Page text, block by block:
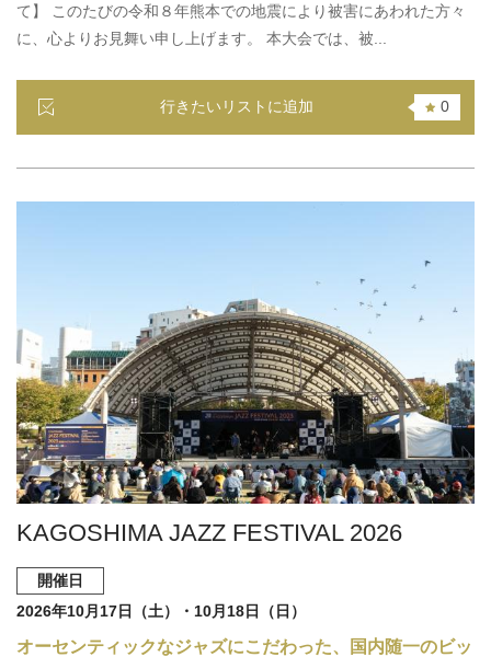
て】 このたびの令和８年熊本での地震により被害にあわれた方々
に、心よりお見舞い申し上げます。 本大会では、被...
行きたいリストに追加 0
KAGOSHIMA JAZZ FESTIVAL 2026
開催日
2026年10月17日（土）・10月18日（日）
オーセンティックなジャズにこだわった、国内随一のビッ